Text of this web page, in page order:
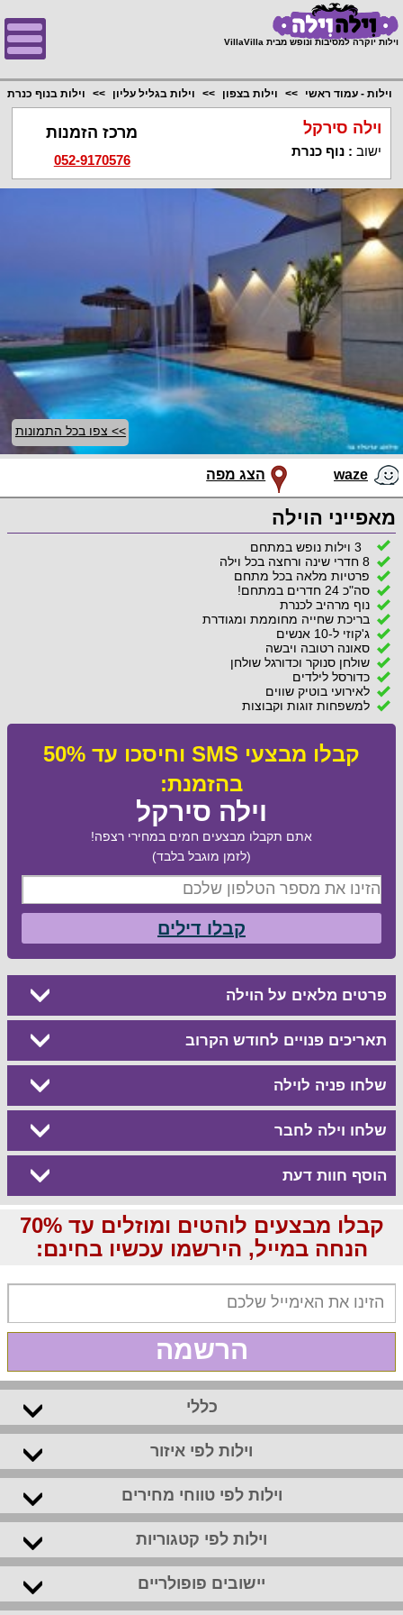
וילות יוקרה למסיבות ונופש מבית VillaVilla
וילות - עמוד ראשי וילות בצפון וילות בגליל עליון וילות בנוף כנרת
וילה סירקל
ישוב :נוף כנרת
מרכז הזמנות
052-9170576
>> צפו בכל התמונות
waze הצג מפה
מאפייני הוילה
3 וילות נופש במתחם
8 חדרי שינה ורחצה בכל וילה
פרטיות מלאה בכל מתחם
סה"כ 24 חדרים במתחם!
נוף מרהיב לכנרת
בריכת שחייה מחוממת ומגודרת
ג'קוזי ל-10 אנשים
סאונה רטובה ויבשה
שולחן סנוקר וכדורגל שולחן
כדורסל לילדים
לאירועי בוטיק שווים
למשפחות זוגות וקבוצות
קבלו מבצעי SMS וחיסכו עד 50%
בהזמנת:
וילה סירקל
אתם תקבלו מבצעים חמים במחירי רצפה!
(לזמן מוגבל בלבד)
קבלו דילים
פרטים מלאים על הוילה
תאריכים פנויים לחודש הקרוב
שלחו פניה לוילה
שלחו וילה לחבר
הוסף חוות דעת
קבלו מבצעים לוהטים ומוזלים עד 70%
הנחה במייל, הירשמו עכשיו בחינם:
הרשמה
כללי
וילות לפי איזור
וילות לפי טווחי מחירים
וילות לפי קטגוריות
יישובים פופולריים